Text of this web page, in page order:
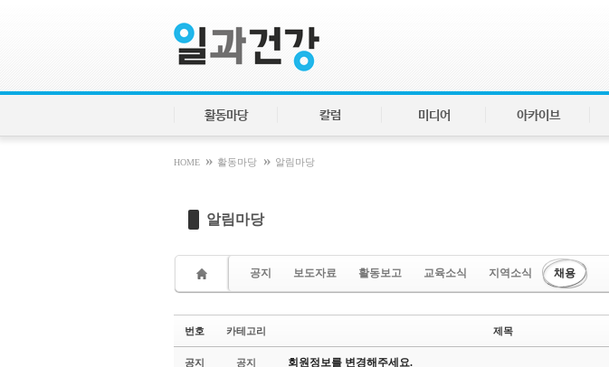
활동마당 칼럼 미디어 아카이브
HOME » 활동마당 » 알림마당
알림마당
공지 보도자료 활동보고 교육소식 지역소식
채용
번호 카테고리 제목
공지 공지 회원정보를 변경해주세요.